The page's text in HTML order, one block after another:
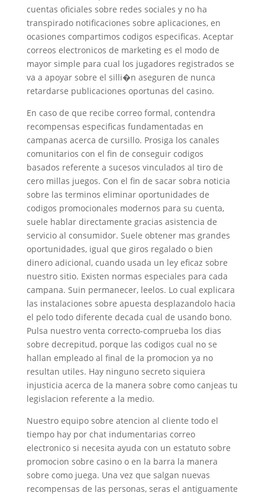
cuentas oficiales sobre redes sociales y no ha
transpirado notificaciones sobre aplicaciones, en
ocasiones compartimos codigos especificas. Aceptar
correos electronicos de marketing es el modo de
mayor simple para cual los jugadores registrados se
va a apoyar sobre el silli�n aseguren de nunca
retardarse publicaciones oportunas del casino.
En caso de que recibe correo formal, contendra
recompensas especificas fundamentadas en
campanas acerca de cursillo. Prosiga los canales
comunitarios con el fin de conseguir codigos
basados referente a sucesos vinculados al tiro de
cero millas juegos. Con el fin de sacar sobra noticia
sobre las terminos eliminar oportunidades de
codigos promocionales modernos para su cuenta,
suele hablar directamente gracias asistencia de
servicio al consumidor. Suele obtener mas grandes
oportunidades, igual que giros regalado o bien
dinero adicional, cuando usada un ley eficaz sobre
nuestro sitio. Existen normas especiales para cada
campana. Suin permanecer, leelos. Lo cual explicara
las instalaciones sobre apuesta desplazandolo hacia
el pelo todo diferente decada cual de usando bono.
Pulsa nuestro venta correcto-comprueba los dias
sobre decrepitud, porque las codigos cual no se
hallan empleado al final de la promocion ya no
resultan utiles. Hay ninguno secreto siquiera
injusticia acerca de la manera sobre como canjeas tu
legislacion referente a la medio.
Nuestro equipo sobre atencion al cliente todo el
tiempo hay por chat indumentarias correo
electronico si necesita ayuda con un estatuto sobre
promocion sobre casino o en la barra la manera
sobre como juega. Una vez que salgan nuevas
recompensas de las personas, seras el antiguamente